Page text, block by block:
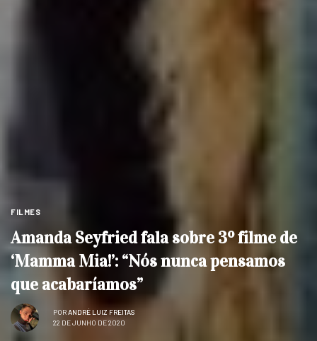
FILMES
Amanda Seyfried fala sobre 3º filme de
‘Mamma Mia!’: “Nós nunca pensamos
que acabaríamos”
PORANDRÉ LUIZ FREITAS
22 DE JUNHO DE 2020